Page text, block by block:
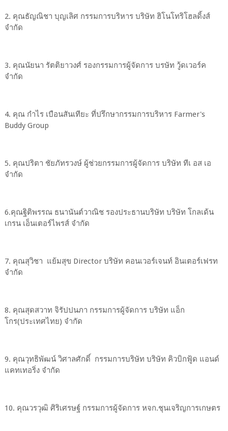
2. คุณธัญณิชา บุญเลิศ กรรมการบริหาร บริษัท ฮิโนโทริโฮลดิ้งส์
จำกัด
3. คุณนัยนา รัตติยาวงศ์ รองกรรมการผู้จัดการ บรษัท วู้ดเวอร์ค
จำกัด
4. คุณ กำไร เบือนสันเทียะ ที่ปรึกษากรรมการบริหาร Farmer's
Buddy Group
5. คุณปริตา ชัยภัทรวงษ์ ผู้ช่วยกรรมการผู้จัดการ บริษัท ทีเ อส เอ
จำกัด
6.คุณฐิติพรรณ ธนานันต์วาณิช รองประธานบริษัท บริษัท โกลเด้น
เกรน เอ็นเตอร์ไพรส์ จำกัด
7. คุณสุวิชา แย้มสุข Director บริษัท คอนเวอร์เจนท์ อินเตอร์เฟรท
จำกัด
8. คุณสุดสวาท จิรัปปนภา กรรมการผู้จัดการ บริษัท แอ็ก
โกร(ประเทศไทย) จำกัด
9. คุณวุทธิพัฒน์ วิศาลศักดิ์ กรรมการบริษัท บริษัท คิวบิกฟู้ด แอนด์
แคทเทอริ่ง จำกัด
10. คุณวรวุฒิ ศิริเศรษฐ์ กรรมการผู้จัดการ หจก.ชุนเจริญการเกษตร